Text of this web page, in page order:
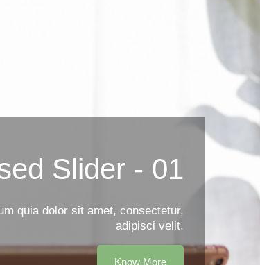
Slider - 01
quia dolor sit amet, consectetur,
adipisci velit.
Know More